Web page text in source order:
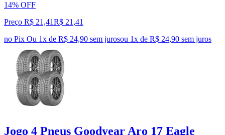
14% OFF
Preço R$ 21,41R$ 21 ,41
no Pix Ou 1x de R$ 24,90 sem jurosou 1x de R$ 24,90 sem juros
Jogo 4 Pneus Goodyear Aro 17 Eagle